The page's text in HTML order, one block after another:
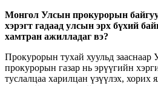
Монгол Улсын прокурорын
хэрэгт гадаад улсын эрх бүхий
хамтран ажилладаг вэ?
Прокурорын тухай хуульд зааснаар
прокурорын газар нь эрүүгийн
туслалцаа харилцан үзүүлэх, хорих